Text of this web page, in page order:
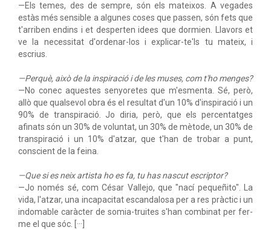
—Els temes, des de sempre, són els mateixos. A vegades
estàs més sensible a algunes coses que passen, són fets que
t'arriben endins i et desperten idees que dormien. Llavors et
ve la necessitat d'ordenar-los i explicar-te'ls tu mateix, i
escrius.
—Perquè, això de la inspiració i de les muses, com t'ho menges?
—No conec aquestes senyoretes que m'esmenta. Sé, però,
allò que qualsevol obra és el resultat d'un 10% d'inspiració i un
90% de transpiració. Jo diria, però, que els percentatges
afinats són un 30% de voluntat, un 30% de mètode, un 30% de
transpiració i un 10% d'atzar, que t'han de trobar a punt,
conscient de la feina.
—Que si es neix artista ho es fa, tu has nascut escriptor?
—Jo només sé, com César Vallejo, que "nací pequeñito". La
vida, l'atzar, una incapacitat escandalosa per a res pràctic i un
indomable caràcter de somia-truites s'han combinat per fer-
me el que sóc. [···]